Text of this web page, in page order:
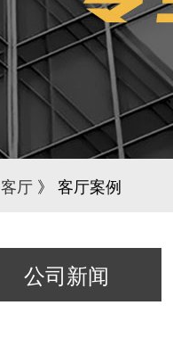
客厅 》 客厅案例
公司新闻